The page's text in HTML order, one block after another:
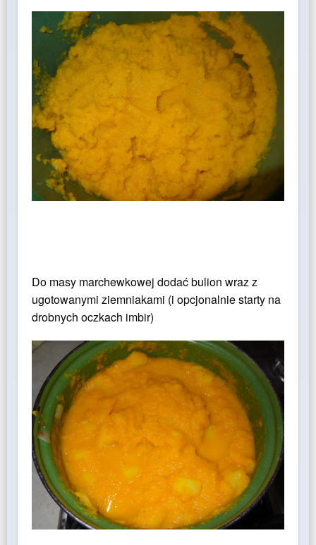
Do masy marchewkowej dodać bulion wraz z
ugotowanymi ziemniakami (i opcjonalnie starty na
drobnych oczkach imbir)